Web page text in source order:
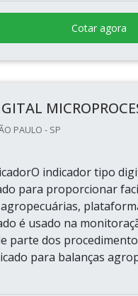
Cotar agora
PAULO - SP
indicador tipo
para proporcionar
é usado na
parte dos
para balanças